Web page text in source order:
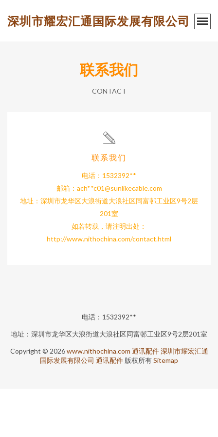
深圳市耀宏汇通国际发展有限公司
联系我们
CONTACT
联系我们
电话：1532392**
邮箱：ach**c01@sunlikecable.com
地址：深圳市龙华区大浪街道大浪社区同富邨工业区9号2层
201室
如若转载，请注明出处：
http://www.nithochina.com/contact.html
电话：1532392**
地址：深圳市龙华区大浪街道大浪社区同富邨工业区9号2层201室
Copyright © 2026www.nithochina.com 通讯配件 深圳市耀宏汇通
国际发展有限公司 通讯配件 版权所有Sitemap